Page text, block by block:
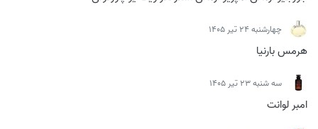
چهارشنبه 24 تیر 1405
هرمس بارنیا
سه شنبه 23 تیر 1405
امبر لوانت